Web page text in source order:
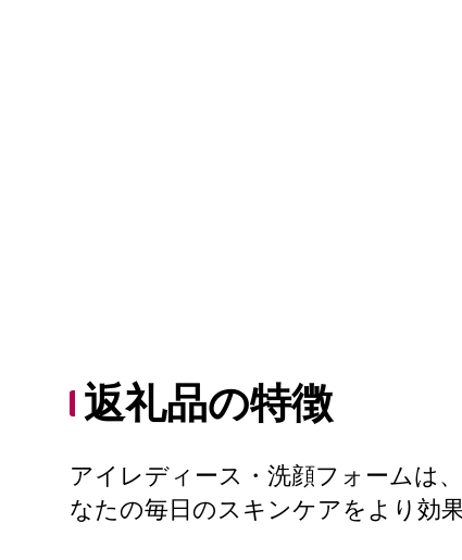
返礼品の特徴
アイレディース・洗顔フォームは
なたの毎日のスキンケアをより効